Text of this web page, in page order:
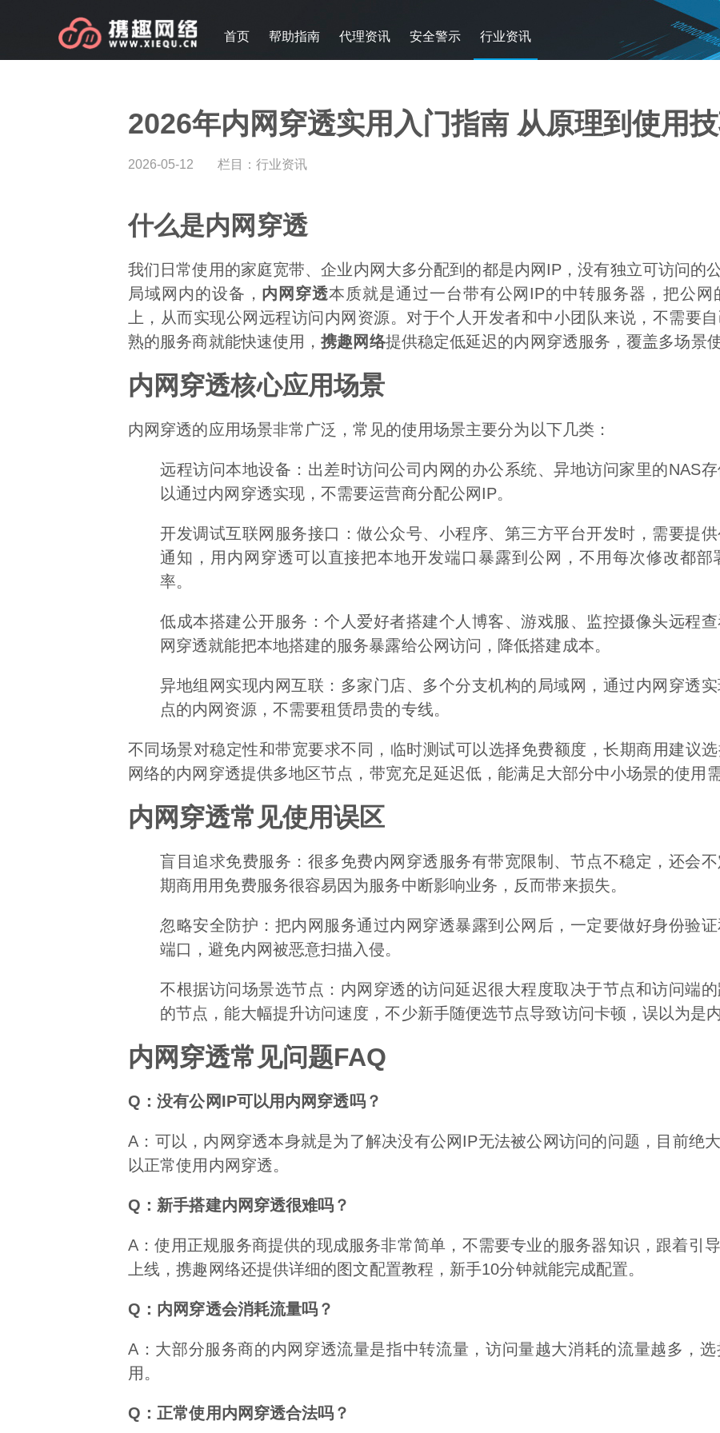
首页 帮助指南 代理资讯 安全警示 行业资讯
2026年内网穿透实用入门指南 从原理到使用
2026-05-12 栏目： 行业资讯
什么是内网穿透
我们日常使用的家庭宽带、企业内网大多分配到的都是内网IP，没有独立可访问的
局域网内的设备， 内网穿透本质就是通过一台带有公网IP的中转服务器，把公
上，从而实现公网远程访问内网资源。对于个人开发者和中小团队来说，不需要
熟的服务商就能快速使用，携趣网络提供稳定低延迟的内网穿透服务，覆盖多场景使
内网穿透核心应用场景
内网穿透的应用场景非常广泛，常见的使用场景主要分为以下几类：
远程访问本地设备：出差时访问公司内网的办公系统、异地访问家里的NAS
以通过内网穿透实现，不需要运营商分配公网IP。
开发调试互联网服务接口：做公众号、小程序、第三方平台开发时，需要提
通知，用内网穿透可以直接把本地开发端口暴露到公网，不用每次修改都
率。
低成本搭建公开服务：个人爱好者搭建个人博客、游戏服、监控摄像头远程
网穿透就能把本地搭建的服务暴露给公网访问，降低搭建成本。
异地组网实现内网互联：多家门店、多个分支机构的局域网，通过内网穿透
点的内网资源，不需要租赁昂贵的专线。
不同场景对稳定性和带宽要求不同，临时测试可以选择免费额度，长期商用建议
网络的内网穿透提供多地区节点，带宽充足延迟低，能满足大部分中小场景的使用需
内网穿透常见使用误区
盲目追求免费服务：很多免费内网穿透服务有带宽限制、节点不稳定，还会
期商用用免费服务很容易因为服务中断影响业务，反而带来损失。
忽略安全防护：把内网服务通过内网穿透暴露到公网后，一定要做好身份验
端口，避免内网被恶意扫描入侵。
不根据访问场景选节点：内网穿透的访问延迟很大程度取决于节点和访问端
的节点，能大幅提升访问速度，不少新手随便选节点导致访问卡顿，误以为是
内网穿透常见问题FAQ
Q：没有公网IP可以用内网穿透吗？
A：可以，内网穿透本身就是为了解决没有公网IP无法被公网访问的问题，目前绝
以正常使用内网穿透。
Q：新手搭建内网穿透很难吗？
A：使用正规服务商提供的现成服务非常简单，不需要专业的服务器知识，跟着引
上线，携趣网络还提供详细的图文配置教程，新手10分钟就能完成配置。
Q：内网穿透会消耗流量吗？
A：大部分服务商的内网穿透流量是指中转流量，访问量越大消耗的流量越多，
用。
Q：正常使用内网穿透合法吗？